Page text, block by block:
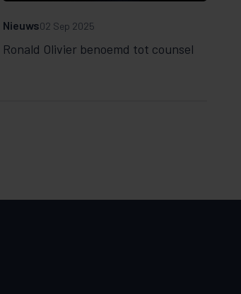
Ronald Olivier benoemd tot counsel
Nieuws02 Sep 2025